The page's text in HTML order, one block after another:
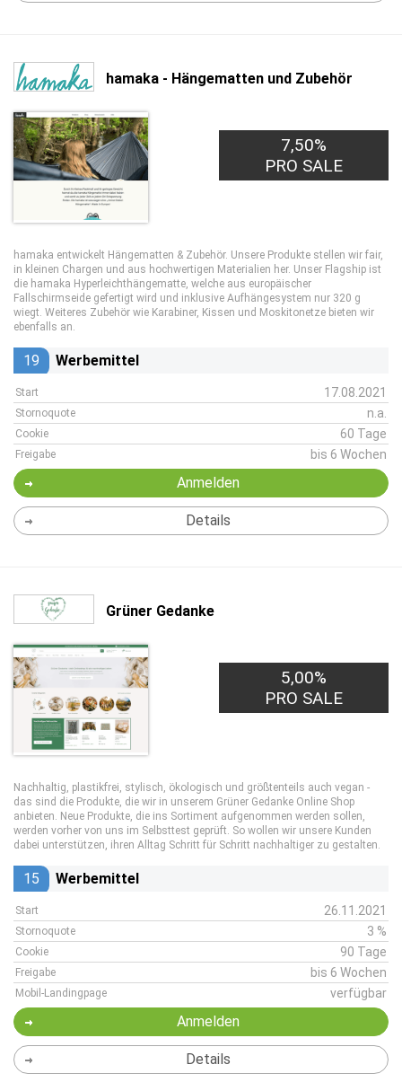
hamaka - Hängematten und Zubehör
7,50%
PRO SALE
hamaka entwickelt Hängematten & Zubehör. Unsere Produkte stellen wir fair,
in kleinen Chargen und aus hochwertigen Materialien her. Unser Flagship ist
die hamaka Hyperleichthängematte, welche aus europäischer
Fallschirmseide gefertigt wird und inklusive Aufhängesystem nur 320 g
wiegt. Weiteres Zubehör wie Karabiner, Kissen und Moskitonetze bieten wir
ebenfalls an.
19 Werbemittel
Start 17.08.2021
Stornoquote n.a.
Cookie 60 Tage
Freigabe bis 6 Wochen
Anmelden
Details
Grüner Gedanke
5,00%
PRO SALE
Nachhaltig, plastikfrei, stylisch, ökologisch und größtenteils auch vegan -
das sind die Produkte, die wir in unserem Grüner Gedanke Online Shop
anbieten. Neue Produkte, die ins Sortiment aufgenommen werden sollen,
werden vorher von uns im Selbsttest geprüft. So wollen wir unsere Kunden
dabei unterstützen, ihren Alltag Schritt für Schritt nachhaltiger zu gestalten.
15 Werbemittel
Start 26.11.2021
Stornoquote 3 %
Cookie 90 Tage
Freigabe bis 6 Wochen
Mobil-Landingpage verfügbar
Anmelden
Details